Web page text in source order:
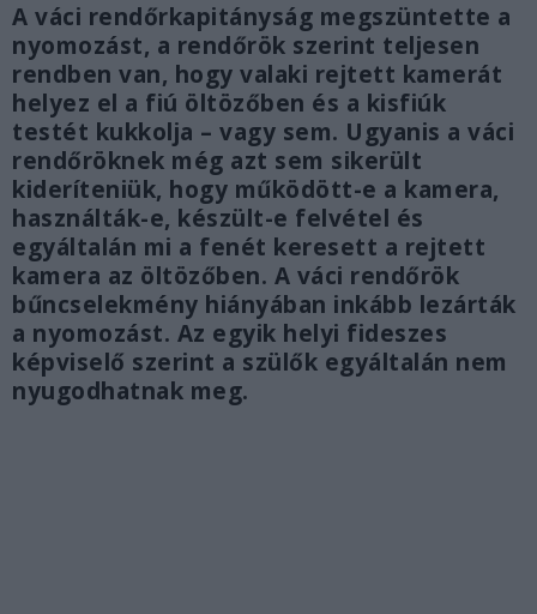
A váci rendőrkapitányság megszüntette a
nyomozást, a rendőrök szerint teljesen
rendben van, hogy valaki rejtett kamerát
helyez el a fiú öltözőben és a kisfiúk
testét kukkolja – vagy sem. Ugyanis a váci
rendőröknek még azt sem sikerült
kideríteniük, hogy működött-e a kamera,
használták-e, készült-e felvétel és
egyáltalán mi a fenét keresett a rejtett
kamera az öltözőben. A váci rendőrök
bűncselekmény hiányában inkább lezárták
a nyomozást. Az egyik helyi fideszes
képviselő szerint a szülők egyáltalán nem
nyugodhatnak meg.